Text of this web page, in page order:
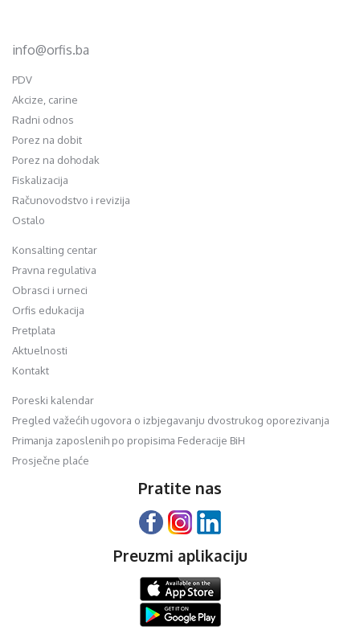
info@orfis.ba
PDV
Akcize, carine
Radni odnos
Porez na dobit
Porez na dohodak
Fiskalizacija
Računovodstvo i revizija
Ostalo
Konsalting centar
Pravna regulativa
Obrasci i urneci
Orfis edukacija
Pretplata
Aktuelnosti
Kontakt
Poreski kalendar
Pregled važećih ugovora o izbjegavanju dvostrukog oporezivanja
Primanja zaposlenih po propisima Federacije BiH
Prosječne plaće
Pratite nas
Preuzmi aplikaciju